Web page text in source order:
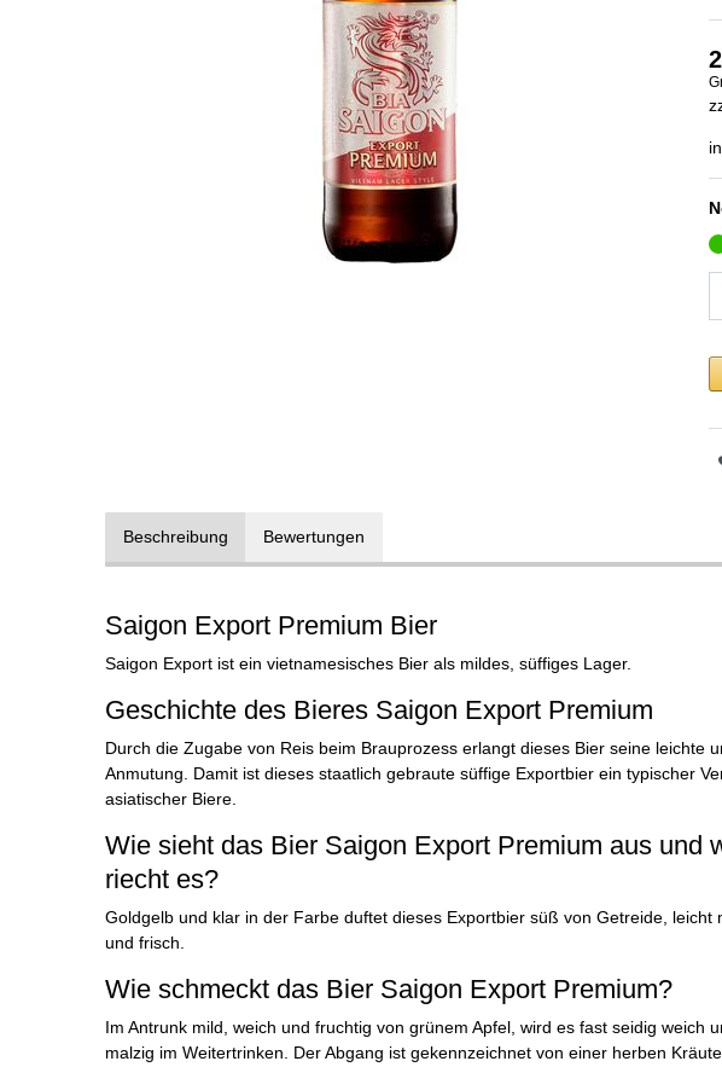
Beschreibung Bewertungen
Saigon Export Premium Bier
Saigon Export ist ein vietnamesisches Bier als mildes, süffiges Lager.
Geschichte des Bieres Saigon Export Premium
Durch die Zugabe von Reis beim Brauprozess erlangt dieses Bier seine leichte
Anmutung. Damit ist dieses staatlich gebraute süffige Exportbier ein typischer
asiatischer Biere.
Wie sieht das Bier Saigon Export Premium aus und
riecht es?
Goldgelb und klar in der Farbe duftet dieses Exportbier süß von Getreide, leicht
und frisch.
Wie schmeckt das Bier Saigon Export Premium?
Im Antrunk mild, weich und fruchtig von grünem Apfel, wird es fast seidig weich
malzig im Weitertrinken. Der Abgang ist gekennzeichnet von einer herben